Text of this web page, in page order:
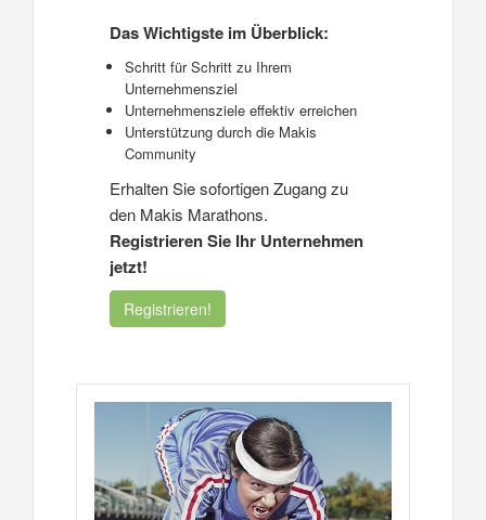
Das Wichtigste im Überblick:
Schritt für Schritt zu Ihrem
Unternehmensziel
Unternehmensziele effektiv erreichen
Unterstützung durch die Makis
Community
Erhalten Sie sofortigen Zugang zu
den Makis Marathons.
Registrieren Sie Ihr Unternehmen
jetzt!
Registrieren!